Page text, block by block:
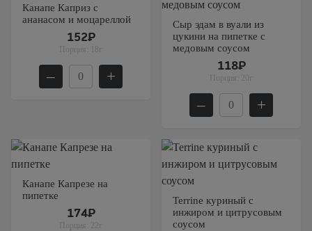
Канапе Каприз с
ананасом и моцареллой
152₽
Порция: 18г
– +
Сыр эдам в вуали из
цукини на пипетке с
медовым соусом
118₽
Порция: 20г
– +
Канапе Капрезе на
пипетке
174₽
Порция: 22г
Terrine куриный с
инжиром и цитрусовым
соусом